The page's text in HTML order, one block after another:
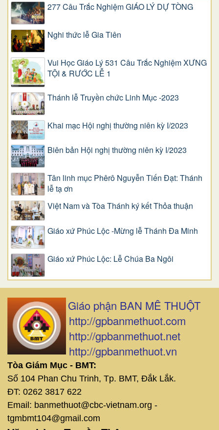
277 Câu Trắc Nghiệm GIÁO LÝ DỰ TÒNG
Nghi thức lễ Gia Tiên
Vui Học Giáo Lý 531 Câu Trắc Nghiệm XƯNG
TỘI & RƯỚC LỄ 1
Thánh lễ Truyền chức Linh Mục -2023
Khai mạc Hội nghị thường niên kỳ I/2023
Biên bản Hội nghị thường niên kỳ I/2023
Tân linh mục Phêrô Nguyễn Tiến Đạt: Thánh
lễ tạ ơn
Việt Nam và Tòa Thánh ký kết Thỏa thuận
Giáo xứ Phúc Lộc -Mừng lễ Thánh Đa Minh
Giáo xứ Phúc Lộc: Lễ Chúa Ba Ngôi
Giáo phận BAN MÊ THUỘT
http://gpbanmethuot.com
http://gpbanmethuot.net
http://gpbanmethuot.vn
Tòa Giám Mục - BMT:
Số 104 Phan Chu Trinh, Tp. BMT, Đắk Lắk.
ĐT: 0262 3817 622
Email: banmethuot@cbc-vietnam.org -
tgmbmt104@gmail.com